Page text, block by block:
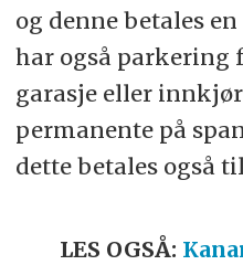
og denne betales
har også
garasje eller
permanente på
dette betales også
LES OGSÅ: